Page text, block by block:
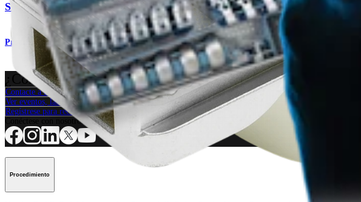
Sistema iBalance UKA
Producto
¿Cómo podemos ayudarlo?
Contacte a un representante
Ver eventos, laboratorios y oportunidades educativas
Regístrese para recibir: ¿Qué hay de nuevo en Arthrex?
Conéctese con nosotros
Procedimiento